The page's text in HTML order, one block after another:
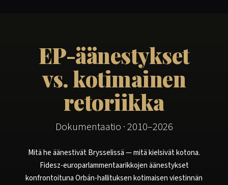
EP-äänestykset
vs. kotimainen
retoriikka
Dokumentaatio · 2010–2026
Mitä he äänestivät Brysselissä — mitä kielsivät kotona.
Fidesz-europarlammentaarikkojen äänestykset
konfrontoituna Orbán-hallituksen kotimaisen viestinnän